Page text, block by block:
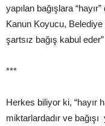
yapılan bağışlara
Kanun Koyucu, Belediye
şartsız bağış kabul
***
Herkes biliyor ki, “hayır
miktarlardadır ve